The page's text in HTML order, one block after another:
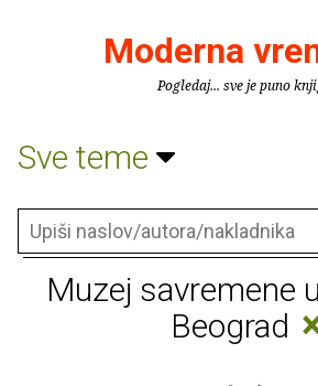
Moderna
Pogledaj... sve je puno
Sve teme
Muzej savremene
Beograd